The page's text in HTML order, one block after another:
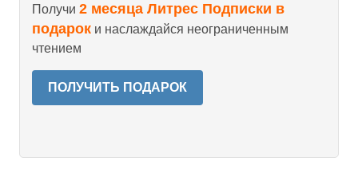
Получи 2 месяца Литрес Подписки в
подарок и наслаждайся неограниченным
чтением
ПОЛУЧИТЬ ПОДАРОК